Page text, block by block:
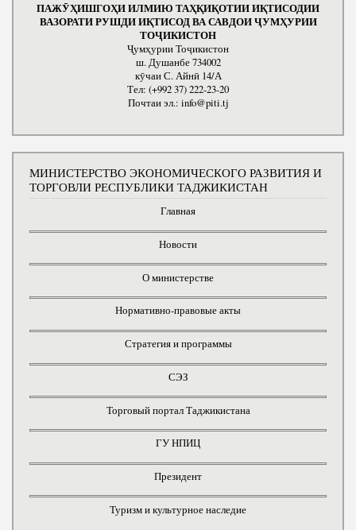
ПАЖӮҲИШГОҲИ ИЛМИЮ ТАҲҚИҚОТИИ ИҚТИСОДИИ
ВАЗОРАТИ РУШДИ ИҚТИСОД ВА САВДОИ ҶУМҲУРИИ
ТОҶИКИСТОН
Ҷумҳурии Тоҷикистон
ш. Душанбе 734002
кӯчаи С. Айнӣ 14/А
Тел: (+992 37) 222-23-20
Почтаи эл.: info@piti.tj
МИНИСТЕРСТВО ЭКОНОМИЧЕСКОГО РАЗВИТИЯ И
ТОРГОВЛИ РЕСПУБЛИКИ ТАДЖИКИСТАН
Главная
Новости
О министерстве
Нормативно-правовые акты
Стратегия и программы
СЭЗ
Торговый портал Таджикистана
ГУ НПИЦ
Президент
Туризм и культурное наследие